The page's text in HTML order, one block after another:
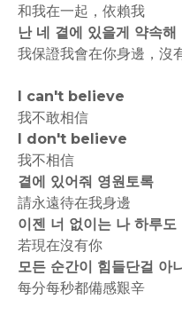
和我在一起，依賴我
난 네 곁에 있을게 약속
我保證我會在你身邊，沒
I can't believe
我不敢相信
I don't believe
我不相信
곁에 있어줘 영원토록
請永遠待在我身邊
이젠 너 없이는 나 하루도
若現在沒有你
모든 순간이 힘들단걸 아
每分每秒都備感艱辛